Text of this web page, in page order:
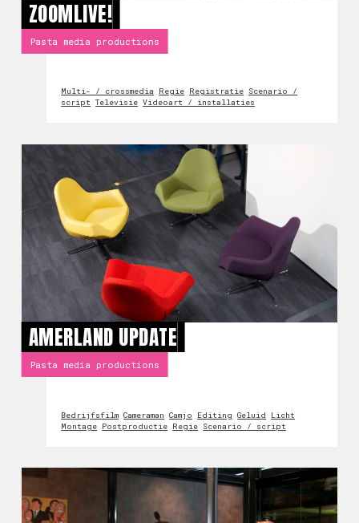
ZOOMLIVE!
Pasta media productions
Multi- / crossmedia Regie Registratie Scenario /
script Televisie Videoart / installaties
AMERLAND UPDATE
Pasta media productions
Bedrijfsfilm Cameraman Camjo Editing Geluid
Licht
Montage Postproductie Regie Scenario / script